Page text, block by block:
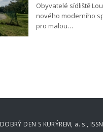
Obyvatelé sídliště
nového moderního
pro malou…
DOBRÝ DEN S KURÝREM, a. s.,